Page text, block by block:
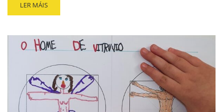
LER MÁIS